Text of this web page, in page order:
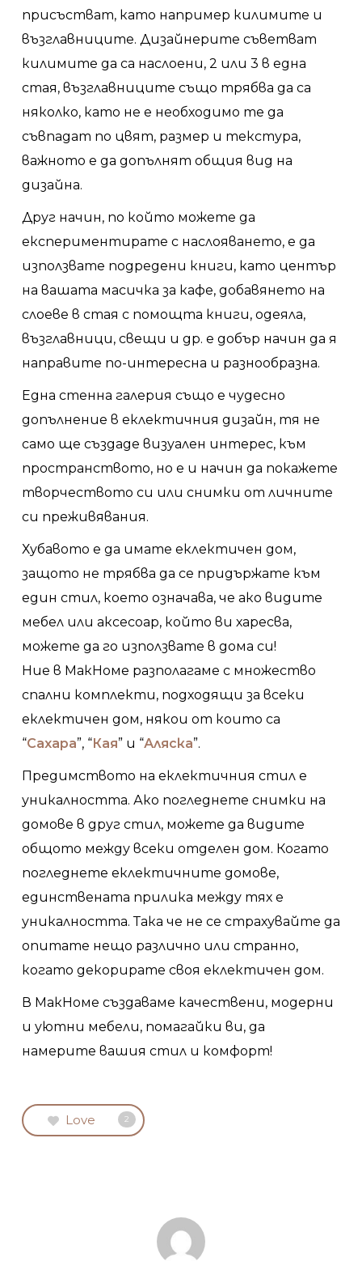
присъстват, като например килимите и
възглавниците. Дизайнерите съветват
килимите да са наслоени, 2 или 3 в една
стая, възглавниците също трябва да са
няколко, като не е необходимо те да
съвпадат по цвят, размер и текстура,
важното е да допълнят общия вид на
дизайна.
Друг начин, по който можете да
експериментирате с наслояването, е да
използвате подредени книги, като център
на вашата масичка за кафе, добавянето на
слоеве в стая с помощта книги, одеяла,
възглавници, свещи и др. е добър начин да я
направите по-интересна и разнообразна.
Една стенна галерия също е чудесно
допълнение в еклектичния дизайн, тя не
само ще създаде визуален интерес, към
пространството, но е и начин да покажете
творчеството си или снимки от личните
си преживявания.
Хубавото е да имате еклектичен дом,
защото не трябва да се придържате към
един стил, което означава, че ако видите
мебел или аксесоар, който ви харесва,
можете да го използвате в дома си!
Ние в МакHоме разполагаме с множество
спални комплекти, подходящи за всеки
еклектичен дом, някои от които са
“Сахара”, “Кая” и “Аляска”.
Предимството на еклектичния стил е
уникалността. Ако погледнете снимки на
домове в друг стил, можете да видите
общото между всеки отделен дом. Когато
погледнете еклектичните домове,
единствената прилика между тях е
уникалността. Така че не се страхувайте да
опитате нещо различно или странно,
когато декорирате своя еклектичен дом.
В МакHоме създаваме качествени, модерни
и уютни мебели, помагайки ви, да
намерите вашия стил и комфорт!
Love 2